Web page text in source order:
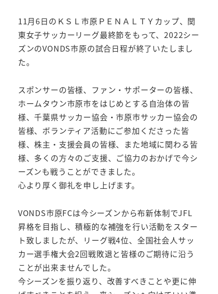
11月6日のＫＳＬ市原ＰＥＮＡＬＴＹカップ、関
東女子サッカーリーグ最終節をもって、2022シー
ズンのVONDS市原の試合日程が終了いたしまし
た。
スポンサーの皆様、ファン・サポーターの皆様、
ホームタウン市原市をはじめとする自治体の皆
様、千葉県サッカー協会・市原市サッカー協会の
皆様、ボランティア活動にご参加くださった皆
様、株主・支援会員の皆様、また地域に関わる皆
様、多くの方々のご支援、ご協力のおかげで今シ
ーズンも戦うことができました。
心より厚く御礼を申し上げます。
VONDS市原FCは今シーズンから布新体制でJFL
昇格を目指し、積極的な補強を行い活動をスター
ト致しましたが、リーグ戦4位、全国社会人サッ
カー選手権大会2回戦敗退と皆様のご期待に沿う
ことが出来ませんでした。
今シーズンを振り返り、改善すべきことや更に伸